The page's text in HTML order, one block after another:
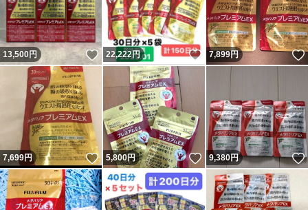
13,500円 いいね！
22,222円 いいね！
7,899円
7,699円 いいね！
5,800円 いいね！
9,380円